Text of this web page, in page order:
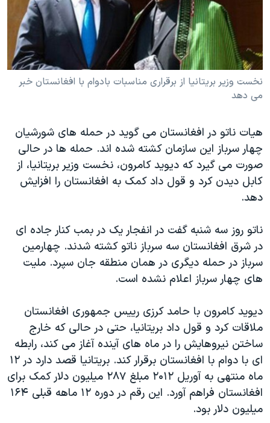
فرهنگ و زندگی
حقوق شهروندی
اقتصادی
اسرائیل در جنگ
آرشیو پخش زنده
مستندها
انتخابات ریاست جمهوری آمریکا ۲۰۲۴
حمله جمهوری اسلامی به اسرائیل
ورزش زنان در ایران
مجموعه مستندهای دادخواهی
تریبونال مردمی آبان ۹۸
دادگاه حمید نوری
قانون شفافیت دارائی کادر رهبری ایران
اعتراضات مردمی آبان ۹۸
اسرائیل در جنگ
همایش محافظه‌کاران آمریکا «سی‌پک»
صفحه‌های ویژه
سفر پرزیدنت ترامپ به چین
دنبال کنید
زبانهای مختلف
نخست وزير بريتانيا از برقراری مناسبات بادوام با افغانستان خبر
می دهد
هيات ناتو در افغانستان می گويد در حمله های شورشيان
چهار سرباز این سازمان کشته شده اند. حمله ها در حالی
صورت می گيرد که ديويد کامرون، نخست وزير بريتانيا، از
کابل ديدن کرد و قول داد کمک به افغانستان را افزایش
دهد.
ناتو روز سه شنبه گفت در انفجار يک در بمب کنار جاده ای
در شرق افغانستان سه سرباز ناتو کشته شدند. چهارمين
سرباز در حمله ديگری در همان منطقه جان سپرد. مليت
های چهار سرباز اعلام نشده است.
ديويد کامرون با حامد کرزی رييس جمهوری افغانستان
ملاقات کرد و قول داد بريتانيا، حتی در حالی که خارج
ساختن نيروهايش را در ماه های آينده آغاز می کند، رابطه
ای با دوام با افغانستان برقرار کند. بريتانيا قصد دارد در ۱۲
ماه منتهی به آوريل ۲۰۱۲ مبلغ ۲۸۷ ميليون دلار کمک برای
افغانستان فراهم آورد. اين رقم در دوره ۱۲ ماهه قبلی ۱۶۴
ميليون دلار بود.